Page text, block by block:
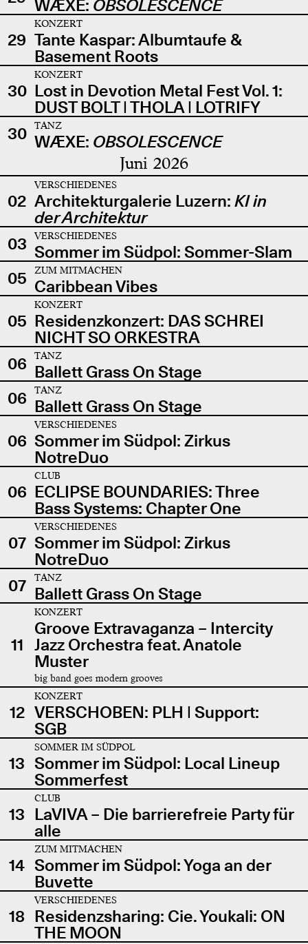
WÆXE: OBSOLESCENCE
29
KONZERT
Tante Kaspar: Albumtaufe &
Basement Roots
30
KONZERT
Lost in Devotion Metal Fest Vol. 1:
DUST BOLT | THOLA | LOTRIFY
30
TANZ
WÆXE: OBSOLESCENCE
Juni 2026
02
VERSCHIEDENES
Architekturgalerie Luzern: KI in
der Architektur
03
VERSCHIEDENES
Sommer im Südpol: Sommer-Slam
05
ZUM MITMACHEN
Caribbean Vibes
05
KONZERT
Residenzkonzert: DAS SCHREI
NICHT SO ORKESTRA
06
TANZ
Ballett Grass On Stage
06
TANZ
Ballett Grass On Stage
06
VERSCHIEDENES
Sommer im Südpol: Zirkus
NotreDuo
06
CLUB
ECLIPSE BOUNDARIES: Three
Bass Systems: Chapter One
07
VERSCHIEDENES
Sommer im Südpol: Zirkus
NotreDuo
07
TANZ
Ballett Grass On Stage
11
KONZERT
Groove Extravaganza – Intercity
Jazz Orchestra feat. Anatole
Muster
big band goes modern grooves
12
KONZERT
VERSCHOBEN: PLH | Support:
SGB
13
SOMMER IM SÜDPOL
Sommer im Südpol: Local Lineup
Sommerfest
13
CLUB
LaVIVA – Die barrierefreie Party für
alle
14
ZUM MITMACHEN
Sommer im Südpol: Yoga an der
Buvette
18
VERSCHIEDENES
Residenzsharing: Cie. Youkali: ON
THE MOON